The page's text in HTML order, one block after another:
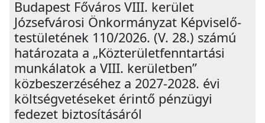
Budapest Főváros VIII. kerület
Józsefvárosi Önkormányzat Képviselő-
testületének 110/2026. (V. 28.) számú
határozata a „Közterületfenntartási
munkálatok a VIII. kerületben”
közbeszerzéséhez a 2027-2028. évi
költségvetéseket érintő pénzügyi
fedezet biztosításáról